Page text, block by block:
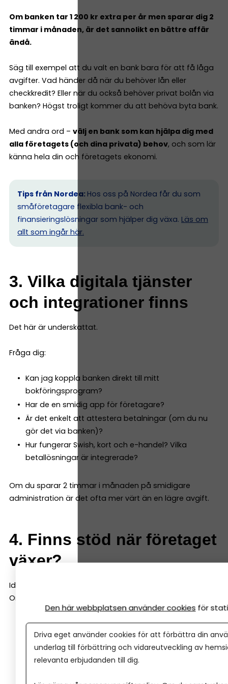
Om banken tar 1 200 kr extra per år men sparar dig 2
timmar i månaden, är det sannolikt en bättre affär
ändå.
Säg till exempel att du valt en bank bara för att få låga
avgifter. Vad händer då när du behöver lån eller
checkkredit? Eller när du också behöver privat bolån via
banken? Högst troligt kommer du att behöva byta bank.
Med andra ord – välj en bank som kan hjälpa dig med
alla företagets (och dina privata) behov, och som lär
känna hela din och företagets ekonomi.
Tips från Nordea: Hos oss på Nordea får du som
småföretagare flexibla bank- och
finansieringslösningar som hjälper dig växa. Läs om
allt som ingår här.
3. Vilka digitala tjänster
och integrationer finns
Det här är underskattat.
Fråga dig:
Kan jag koppla banken direkt till mitt
bokföringsprogram?
Har de en smidig app för företagare?
Är det enkelt att attestera betalningar (om du nu
gör det via banken)?
Hur fungerar Swish, kort och e-handel? Vilka
betallösningar är integrerade?
Om du sparar 2 timmar i månaden på smidigare
administration är det ofta mer värt än en lägre avgift.
4. Finns stöd när företaget
växer?
Idag kanske du bara behöver ett konto.
Om två år kanske du behöver:
Checkkredit
Företagslån
Leasing
Rådgivning kring investeringar
Den här webbplatsen använder cookies för
Driva eget använder cookies för att förbättra din
underlag till förbättring och vidareutveckling av
relevanta erbjudanden till dig.